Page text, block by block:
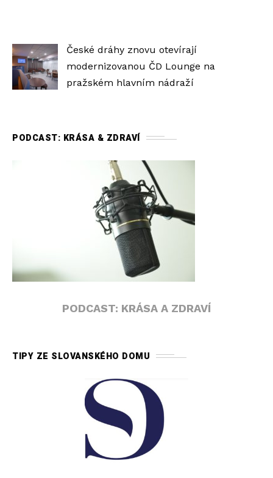
České dráhy znovu otevírají
modernizovanou ČD Lounge na
pražském hlavním nádraží
PODCAST: KRÁSA & ZDRAVÍ
PODCAST: KRÁSA A ZDRAVÍ
TIPY ZE SLOVANSKÉHO DOMU